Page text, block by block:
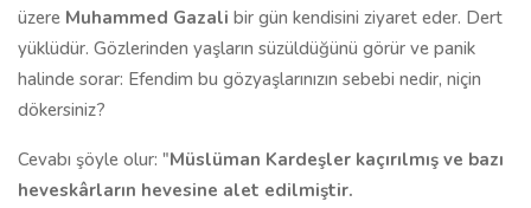
üzere Muhammed Gazali bir gün kendisini ziyaret eder. Dert
yüklüdür. Gözlerinden yaşların süzüldüğünü görür ve panik
halinde sorar: Efendim bu gözyaşlarınızın sebebi nedir, niçin
dökersiniz?
Cevabı şöyle olur: "Müslüman Kardeşler kaçırılmış ve bazı
heveskârların hevesine alet edilmiştir.